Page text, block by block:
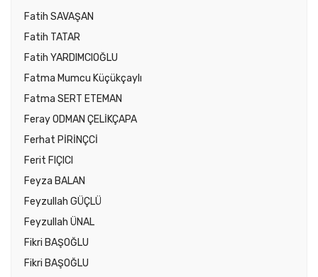
Fatih SAVAŞAN
Fatih TATAR
Fatih YARDIMCIOĞLU
Fatma Mumcu Küçükçaylı
Fatma SERT ETEMAN
Feray ODMAN ÇELİKÇAPA
Ferhat PİRİNÇCİ
Ferit FIÇICI
Feyza BALAN
Feyzullah GÜÇLÜ
Feyzullah ÜNAL
Fikri BAŞOĞLU
Fikri BAŞOĞLU